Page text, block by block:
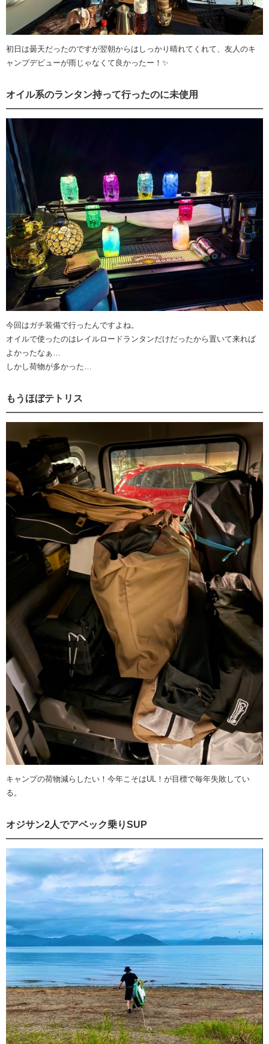
初日は曇天だったのですが翌朝からはしっかり晴れてくれて、友人のキ
ャンプデビューが雨じゃなくて良かったー！✨
オイル系のランタン持って行ったのに未使用
今回はガチ装備で行ったんですよね。
オイルで使ったのはレイルロードランタンだけだったから置いて来れば
よかったなぁ…
しかし荷物が多かった…
もうほぼテトリス
キャンプの荷物減らしたい！今年こそはUL！が目標で毎年失敗してい
る。
オジサン2人でアベック乗りSUP